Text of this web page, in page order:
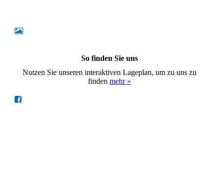
So finden Sie uns
Nutzen Sie unseren interaktiven Lageplan, um zu uns zu
finden mehr »